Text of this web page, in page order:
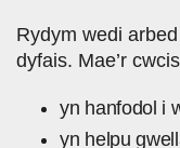
Rydym wedi
dyfais. Mae’r
yn hanfodol i
yn helpu